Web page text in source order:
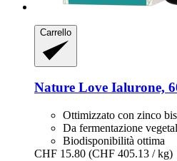
Carrello
Nature Love Ialurone,
Ottimizzato con zinco
Da fermentazione
Biodisponibilità ottima
CHF 15.80 (CHF 405.13 / kg)